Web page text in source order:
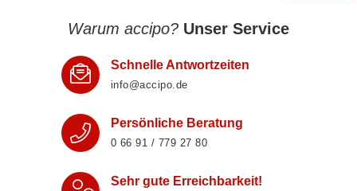
Warum accipo? Unser Service
Schnelle Antwortzeiten
info@accipo.de
Persönliche Beratung
0 66 91 / 779 27 80
Sehr gute Erreichbarkeit!